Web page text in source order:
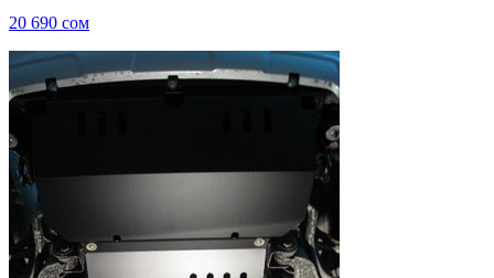
20 690 сом